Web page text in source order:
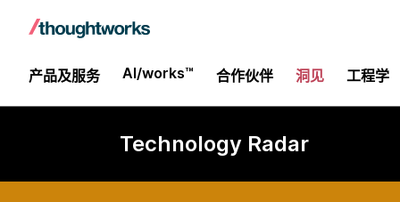
产品及服务 AI/works™ 合作伙伴 洞见 工程学
Technology Radar